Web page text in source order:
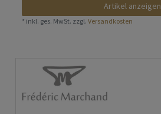
Artikel anzeigen
* inkl. ges. MwSt. zzgl.Versandkosten